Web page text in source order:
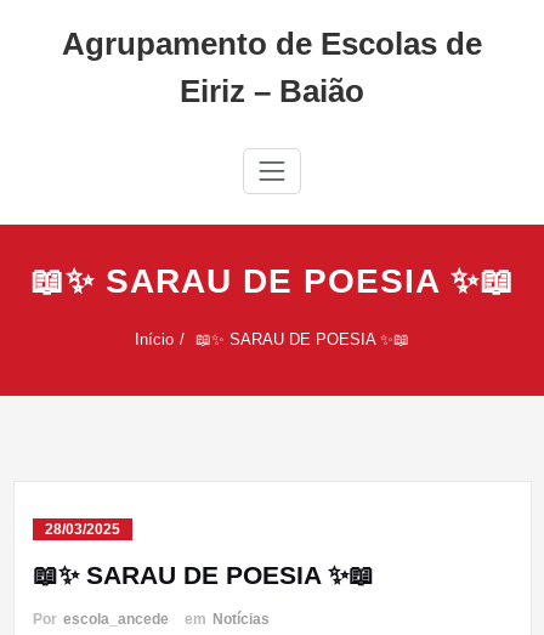
Agrupamento de Escolas de
Eiriz – Baião
📖✨ SARAU DE POESIA ✨📖
Início 📖✨ SARAU DE POESIA ✨📖
28/03/2025
📖✨ SARAU DE POESIA ✨📖
Por escola_ancede em Notícias